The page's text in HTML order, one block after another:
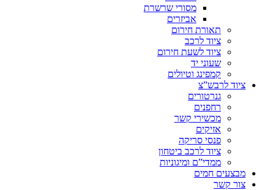
מסורי שרשרת
אביזרים
תאורת חירום
ציוד לרכב
ציוד לשעת חירום
שעוני יד
קמפינג וטיולים
ציוד לרבש”צ
גנרטורים
רחפנים
מכשירי קשר
אזיקים
פנסי סריקה
ציוד לרכב ביטחון
ממדי”ם ומיגוניות
מבצעים חמים
צור קשר